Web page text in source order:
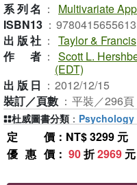
系列名 ：
Multivariate
ISBN13 ： 9780415655613
出版社 ： Taylor & Francis
作者 ： Scott L.
(EDT)
出版日 ： 2012/12/15
裝訂／頁數 ： 平裝／296頁
定價 ：NT$ 3299 元
優惠價 ： 90折2969 元
杜威圖書分類 ： Psychology